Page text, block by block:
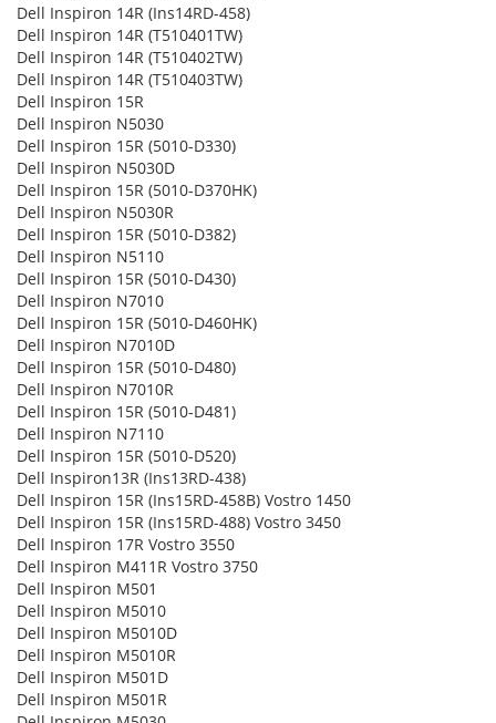
Dell Inspiron 14R (Ins14RD-458)
Dell Inspiron 14R (T510401TW)
Dell Inspiron 14R (T510402TW)
Dell Inspiron 14R (T510403TW)
Dell Inspiron 15R
Dell Inspiron N5030
Dell Inspiron 15R (5010-D330)
Dell Inspiron N5030D
Dell Inspiron 15R (5010-D370HK)
Dell Inspiron N5030R
Dell Inspiron 15R (5010-D382)
Dell Inspiron N5110
Dell Inspiron 15R (5010-D430)
Dell Inspiron N7010
Dell Inspiron 15R (5010-D460HK)
Dell Inspiron N7010D
Dell Inspiron 15R (5010-D480)
Dell Inspiron N7010R
Dell Inspiron 15R (5010-D481)
Dell Inspiron N7110
Dell Inspiron 15R (5010-D520)
Dell Inspiron13R (Ins13RD-438)
Dell Inspiron 15R (Ins15RD-458B) Vostro 1450
Dell Inspiron 15R (Ins15RD-488) Vostro 3450
Dell Inspiron 17R Vostro 3550
Dell Inspiron M411R Vostro 3750
Dell Inspiron M501
Dell Inspiron M5010
Dell Inspiron M5010D
Dell Inspiron M5010R
Dell Inspiron M501D
Dell Inspiron M501R